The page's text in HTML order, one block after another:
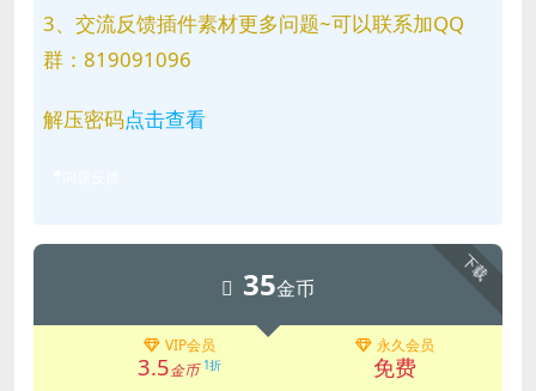
3、交流反馈插件素材更多问题~可以联系加QQ
群：819091096
解压密码点击查看
下载
35金币
VIP会员
3.5金币 1折
永久会员
免费